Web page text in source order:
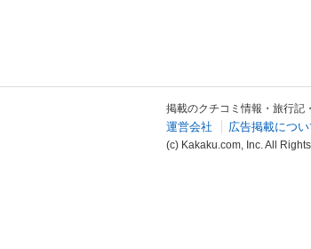
掲載のクチコミ情報・旅行記
運営会社 広告掲載につい
(c) Kakaku.com, Inc. All